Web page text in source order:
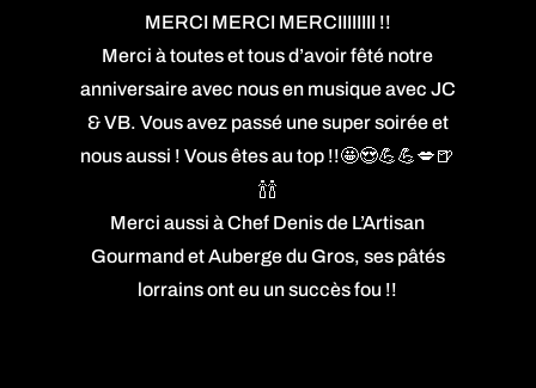
MERCI MERCI MERCIIIIIIII !!
Merci à toutes et tous d’avoir fêté notre
anniversaire avec nous en musique avec JC
& VB. Vous avez passé une super soirée et
nous aussi ! Vous êtes au top !!🤩😍💪💪💋🍺
🍾🍾
Merci aussi à Chef Denis de L’Artisan
Gourmand et Auberge du Gros, ses pâtés
lorrains ont eu un succès fou !!